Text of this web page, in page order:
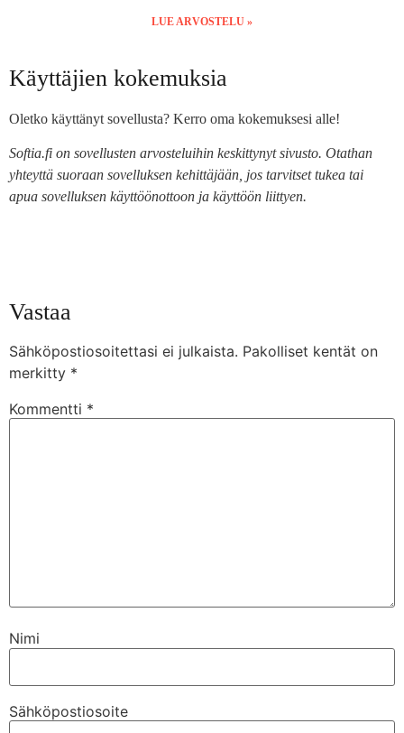
LUE ARVOSTELU »
Käyttäjien kokemuksia
Oletko käyttänyt sovellusta? Kerro oma kokemuksesi alle!
Softia.fi on sovellusten arvosteluihin keskittynyt sivusto. Otathan
yhteyttä suoraan sovelluksen kehittäjään, jos tarvitset tukea tai
apua sovelluksen käyttöönottoon ja käyttöön liittyen.
Vastaa
Sähköpostiosoitettasi ei julkaista. Pakolliset kentät on
merkitty *
Kommentti *
Nimi
Sähköpostiosoite